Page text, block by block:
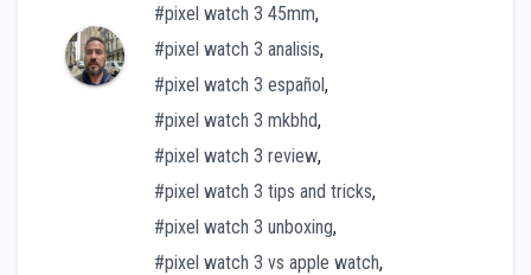
#pixel watch 3 45mm,
#pixel watch 3 analisis,
#pixel watch 3 español,
#pixel watch 3 mkbhd,
#pixel watch 3 review,
#pixel watch 3 tips and tricks,
#pixel watch 3 unboxing,
#pixel watch 3 vs apple watch,